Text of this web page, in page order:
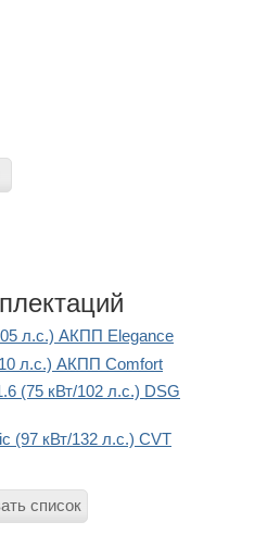
л.с.) АКПП Elegance
л.с.) АКПП Comfort
(75 кВт/102 л.с.) DSG
(97 кВт/132 л.с.) CVT
список